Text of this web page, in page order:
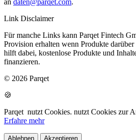
an daten@parqet.com.
Link Disclaimer
Für manche Links kann Parqet Fintech
Provision erhalten wenn Produkte
hilft dabei, kostenlose Produkte und
finanzieren.
© 2026 Parqet
🍪
Parqet nutzt Cookies. nutzt Cookies zur
Erfahre mehr
Ablehnen Akzeptieren